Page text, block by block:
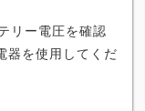
リー電圧を確認
器を使用してくだ